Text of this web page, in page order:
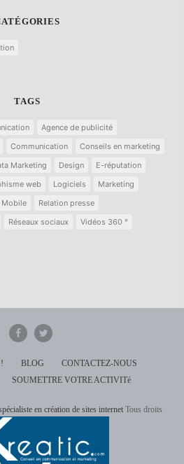
TAGS
Agence de publicité
Communication
Conseils en marketing
Marketing Design
E-réputation
web Logiciels
Marketing
Mobile
Relation presse
Réseaux sociaux
Vidéos 360 °
BLOG
CONTACTEZ-NOUS
SOUMETTRE VOTRE ACTIVITé
en création de sites internetTous droits